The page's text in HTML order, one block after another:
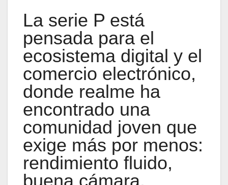
La serie P está
pensada para el
ecosistema digital y el
comercio electrónico,
donde realme ha
encontrado una
comunidad joven que
exige más por menos:
rendimiento fluido,
buena cámara,